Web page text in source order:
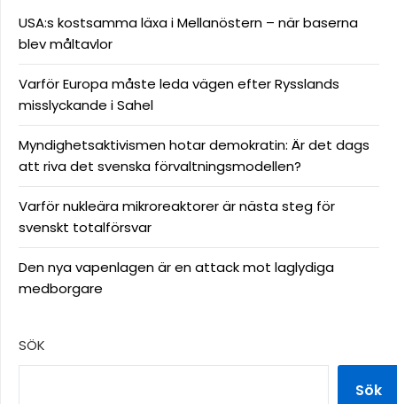
USA:s kostsamma läxa i Mellanöstern – när baserna
blev måltavlor
Varför Europa måste leda vägen efter Rysslands
misslyckande i Sahel
Myndighetsaktivismen hotar demokratin: Är det dags
att riva det svenska förvaltningsmodellen?
Varför nukleära mikroreaktorer är nästa steg för
svenskt totalförsvar
Den nya vapenlagen är en attack mot laglydiga
medborgare
SÖK
Sök